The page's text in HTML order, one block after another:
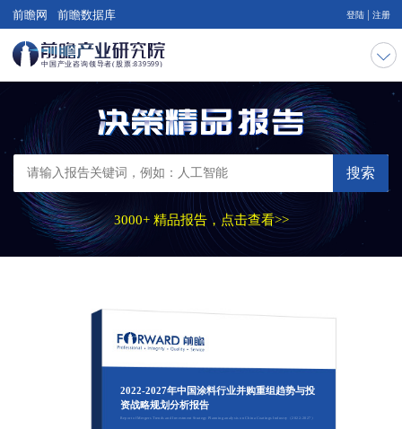
前瞻网 前瞻数据库 登陆 注册
搜索
3000+ 精品报告，点击查看>>
2022-2027年中国涂料行业并购重组趋势与投
资战略规划分析报告
Report of Mergers Trends and Investment Strategy Planning analysis on China Coatings Industry（2022-2027）